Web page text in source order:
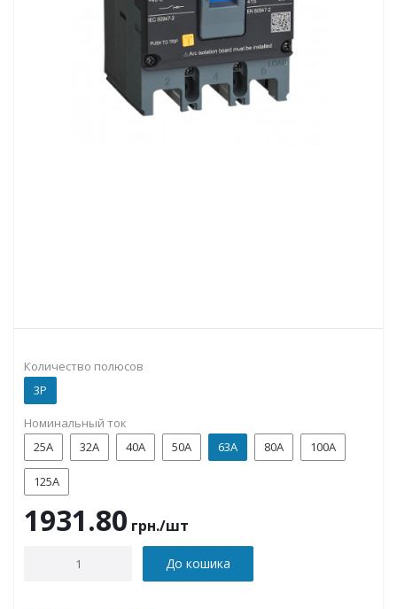
Количество полюсов
3P
Номинальный ток
25А
32А 40А 50А 63А 80А 100А
125А
1931.80 грн./шт
До кошика